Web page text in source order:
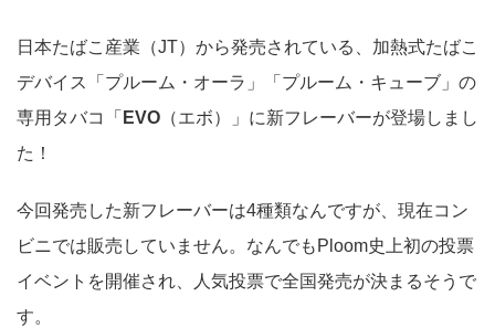
日本たばこ産業（JT）から発売されている、加熱式たばこ
デバイス「プルーム・オーラ」「プルーム・キューブ」の
専用タバコ「 EVO （エボ）」に新フレーバーが登場しまし
た！
今回発売した新フレーバーは4種類なんですが、現在コン
ビニでは販売していません。なんでもPloom史上初の投票
イベントを開催され、人気投票で全国発売が決まるそうで
す。